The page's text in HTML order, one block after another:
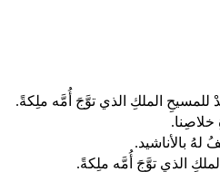
للمسيحِ الملكِ الذي توَّجَ أُمَّه ملِكةً.
لهُ بالأناشيد.
الذي توَّجَ أُمَّه ملِكةً.